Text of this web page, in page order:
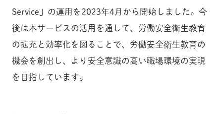
Service」の運用を2023年4月から開始しました。今
後は本サービスの活用を通して、労働安全衛生教育
の拡充と効率化を図ることで、労働安全衛生教育の
機会を創出し、より安全意識の高い職場環境の実現
を目指しています。